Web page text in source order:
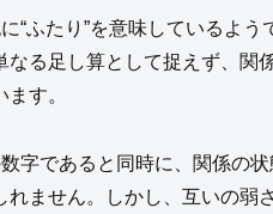
“ふたり”を意味しているよ
なる足し算として捉えず、関
す。
字であると同時に、関係の
れません。しかし、互いの